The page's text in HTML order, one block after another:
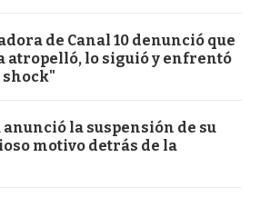
de Canal 10 denunció que
atropelló, lo siguió y enfrentó
shock"
la suspensión de su
motivo detrás de la